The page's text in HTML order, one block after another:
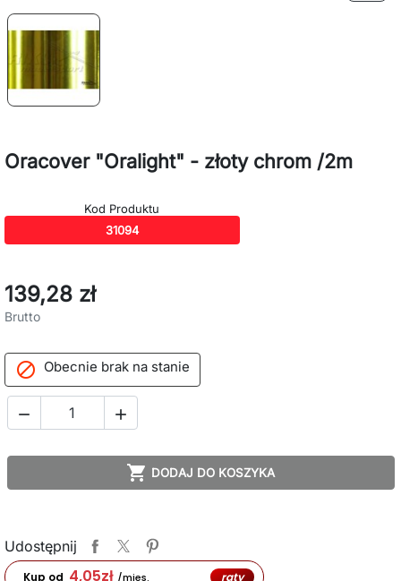
Oracover "Oralight" - złoty chrom /2m
Kod Produktu
31094
139,28 zł
Brutto
 Obecnie brak na stanie
 
 DODAJ DO KOSZYKA
Udostępnij
Kup od 4,05zł /mies. raty